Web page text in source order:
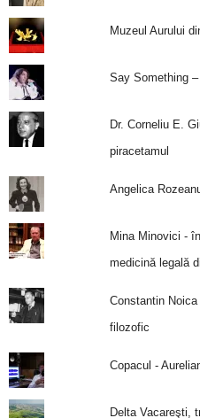
Muzeul Aurului
Say Something
Dr. Corneliu E.
piracetamul
Angelica
Mina Minovici -
medicină legală
Constantin
filozofic
Copacul -
Delta Vacareşti,